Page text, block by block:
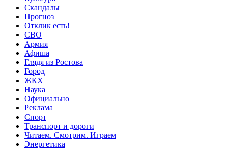
Скандалы
Прогноз
Отклик есть!
СВО
Армия
Афиша
Глядя из Ростова
Город
ЖКХ
Наука
Официально
Реклама
Спорт
Транспорт и дороги
Читаем. Смотрим. Играем
Энергетика